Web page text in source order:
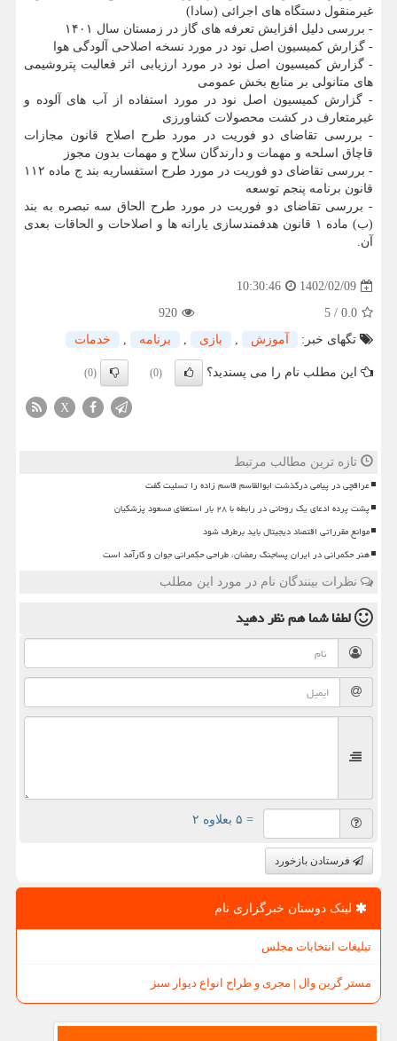
غیرمنقول دستگاه های اجرائی (سادا)
- بررسی دلیل افزایش تعرفه های گاز در زمستان سال ۱۴۰۱
- گزارش کمیسیون اصل نود در مورد نسخه اصلاحی آلودگی هوا
- گزارش کمیسیون اصل نود در مورد ارزیابی اثر فعالیت پتروشیمی
های متانولی بر منابع بخش عمومی
- گزارش کمیسیون اصل نود در مورد استفاده از آب های آلوده و
غیرمتعارف در کشت محصولات کشاورزی
- بررسی تقاضای دو فوریت در مورد طرح اصلاح قانون مجازات
قاچاق اسلحه و مهمات و دارندگان سلاح و مهمات بدون مجوز
- بررسی تقاضای دو فوریت در مورد طرح استفساریه بند ج ماده ۱۱۲
قانون برنامه پنجم توسعه
- بررسی تقاضای دو فوریت در مورد طرح الحاق سه تبصره به بند
(ب) ماده ۱ قانون هدفمندسازی یارانه ها و اصلاحات و الحاقات بعدی
آن.
1402/02/09
10:30:46
0.0
/
5
920
تگهای خبر:
آموزش , بازی , برنامه , خدمات
این مطلب نام را می پسندید؟ (0)
(0)
X
تازه ترین مطالب مرتبط
عراقچی در پیامی درگذشت ابوالقاسم قاسم زاده را تسلیت گفت
پشت پرده ادعای یک روحانی در رابطه با ۲۸ بار استعفای مسعود پزشکیان
موانع مقرراتی اقتصاد دیجیتال باید برطرف شود
هنر حکمرانی در ایران پساجنگ رمضان، طراحی حکمرانی جوان و کارآمد است
نظرات بینندگان نام در مورد این مطلب
لطفا شما همنظر دهید
= ۵ بعلاوه ۲
فرستادن بازخورد
لینک دوستان خبرگزاری نام
تبلیغات انتخابات مجلس
مستر گرین وال | مجری و طراح انواع دیوار سبز